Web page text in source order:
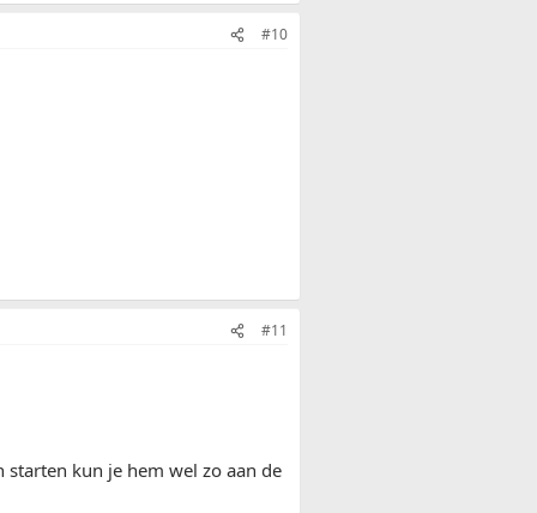
#10
#11
kun je hem wel zo aan de